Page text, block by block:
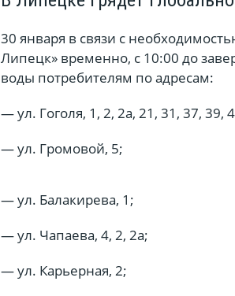
30 января в связи с
Липецк» временно, с 10:00 до
воды потребителям по адресам:
— ул. Гоголя, 1, 2, 2а, 21, 31, 37, 39,
— ул. Громовой, 5;
— ул. Балакирева, 1;
— ул. Чапаева, 4, 2, 2а;
— ул. Карьерная, 2;